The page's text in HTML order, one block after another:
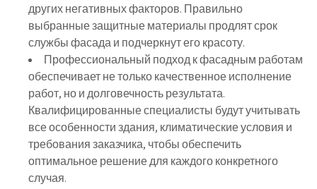
других негативных факторов. Правильно
выбранные защитные материалы продлят срок
службы фасада и подчеркнут его красоту.
Профессиональный подход к фасадным работам
обеспечивает не только качественное исполнение
работ, но и долговечность результата.
Квалифицированные специалисты будут учитывать
все особенности здания, климатические условия и
требования заказчика, чтобы обеспечить
оптимальное решение для каждого конкретного
случая.